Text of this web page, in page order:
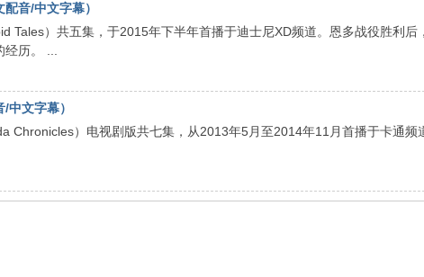
音/中文字幕）
Tales）共五集，于2015年下半年首播于迪士尼XD频道。恩多战役胜利
历。 ...
中文字幕）
Chronicles）电视剧版共七集，从2013年5月至2014年11月首播于卡通